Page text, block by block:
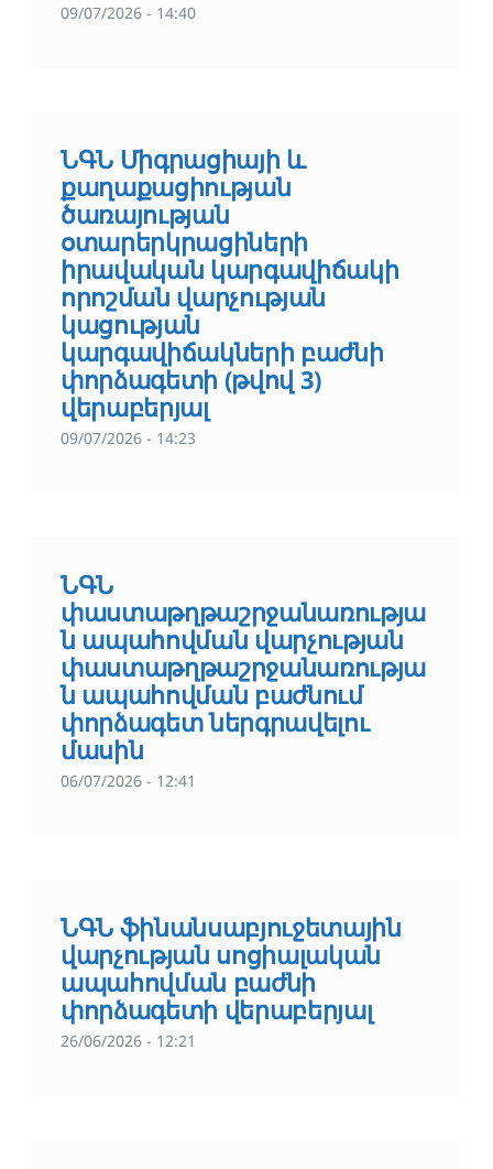
09/07/2026 - 14:40
ՆԳՆ Միգրացիայի և
քաղաքացիության
ծառայության
օտարերկրացիների
իրավական կարգավիճակի
որոշման վարչության
կացության
կարգավիճակների բաժնի
փորձագետի (թվով 3)
վերաբերյալ
09/07/2026 - 14:23
ՆԳՆ
փաստաթղթաշրջանառությա
ն ապահովման վարչության
փաստաթղթաշրջանառությա
ն ապահովման բաժնում
փորձագետ ներգրավելու
մասին
06/07/2026 - 12:41
ՆԳՆ ֆինանսաբյուջետային
վարչության սոցիալական
ապահովման բաժնի
փորձագետի վերաբերյալ
26/06/2026 - 12:21